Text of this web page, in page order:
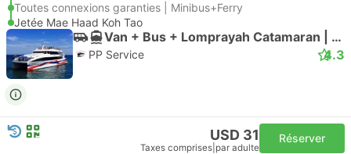
Toutes connexions garanties | Minibus+Ferry
Jetée Mae Haad Koh Tao
Van + Bus + Lomprayah Catamaran | Minibus
PP Service 4.3
USD 31
Taxes comprises par adulte
Réserver